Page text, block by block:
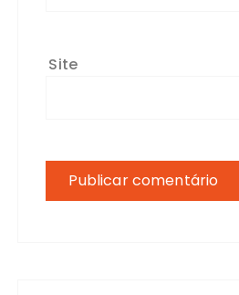
Site